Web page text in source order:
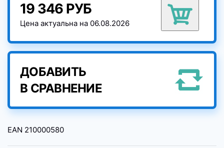
19 346 РУБ
Цена актуальна на 06.08.2026
ДОБАВИТЬ
В СРАВНЕНИЕ
EAN 210000580